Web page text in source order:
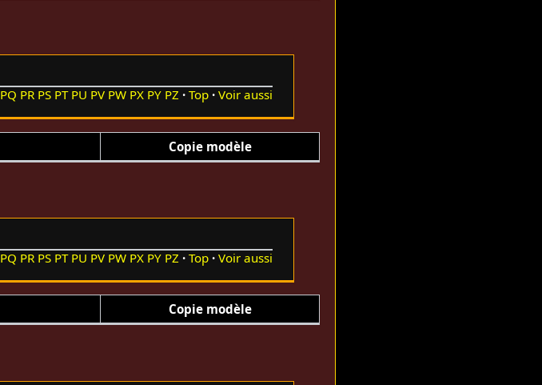
PQ PR PS PT PU PV PW PX PY PZ Top Voir aussi
Copie modèle
PQ PR PS PT PU PV PW PX PY PZ Top Voir aussi
Copie modèle